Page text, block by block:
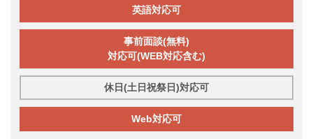
英語対応可
事前面談(無料)
対応可(WEB対応含む)
休日(土日祝祭日)対応可
Web対応可